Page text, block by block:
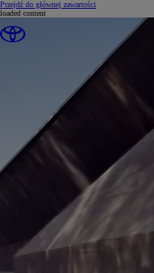
Przejdź do głównej zawartości
loaded content